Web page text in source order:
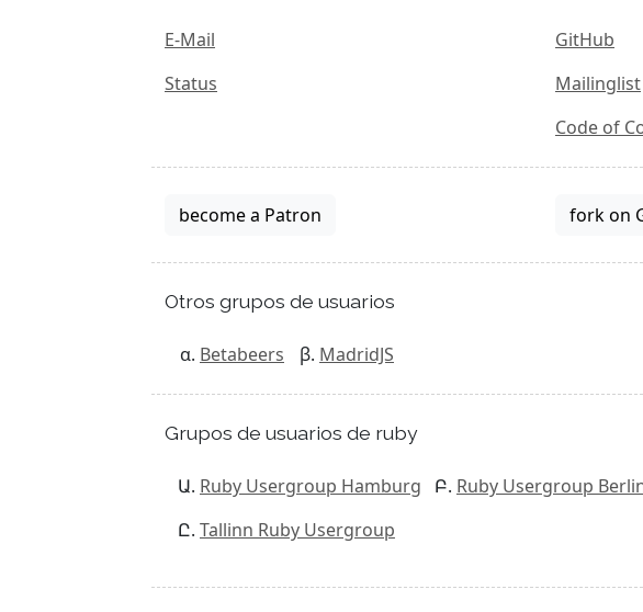
E-Mail
Status
GitHub
Mailinglist
Code of
become a Patron fork on
Otros grupos de usuarios
Betabeers MadridJS
Grupos de usuarios de ruby
Ruby Usergroup Hamburg Ruby Usergroup
Tallinn Ruby Usergroup